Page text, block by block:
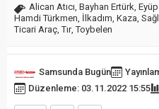
Alican Atıcı Bayhan Ertürk Eyüp
Hamdi Türkmen İlkadım Kaza
Ticari Araç ,Tır,Toybelen
Samsunda Bugün
Düzenleme: 03.11.2022 15:55